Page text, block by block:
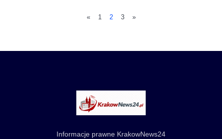
« 1 2 3 »
Informacje prawne KrakowNews24